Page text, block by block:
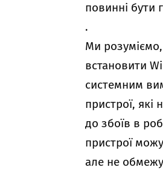
повинні бути
.
Ми
встановити
системним
пристрої,
до збоїв в
пристрої
але не